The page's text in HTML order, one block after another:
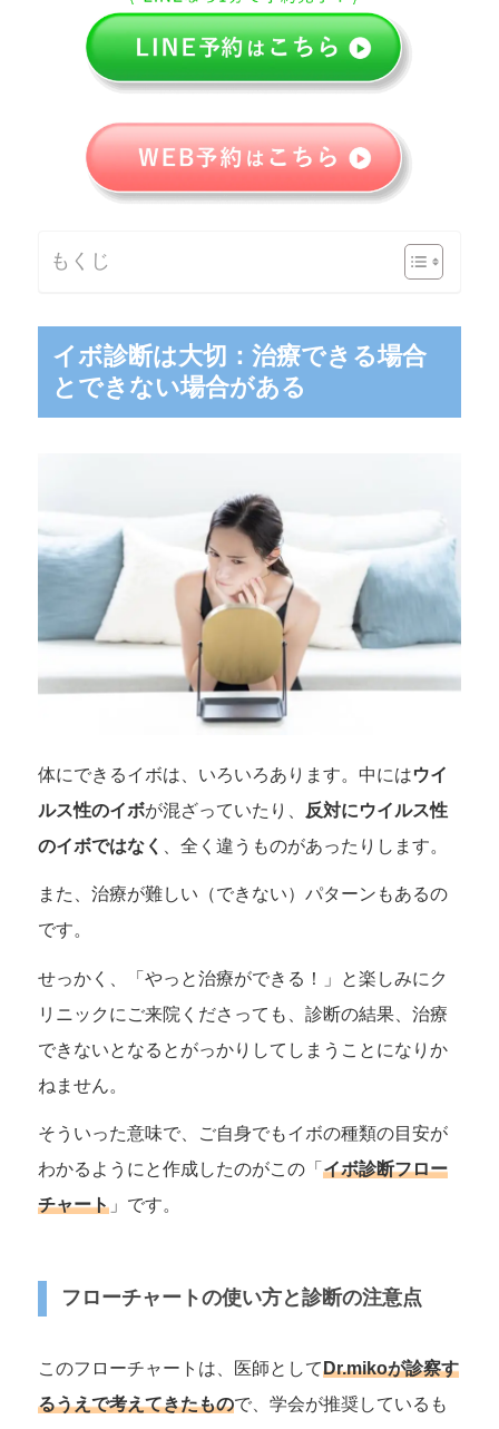
もくじ
イボ診断は大切：治療できる場合
とできない場合がある
体にできるイボは、いろいろあります。中にはウイ
ルス性のイボが混ざっていたり、
反対にウイルス性
のイボではなく
、全く違うものがあったりします。
また、治療が難しい（できない）パターンもあるの
です。
せっかく、「やっと治療ができる！」と楽しみにク
リニックにご来院くださっても、診断の結果、治療
できないとなるとがっかりしてしまうことになりか
ねません。
そういった意味で、ご自身でもイボの種類の目安が
わかるようにと作成したのがこの「 イボ診断フロー
チャート」です。
フローチャートの使い方と診断の注意点
このフローチャートは、医師としてDr.mikoが診察す
るうえで考えてきたもので、学会が推奨しているも